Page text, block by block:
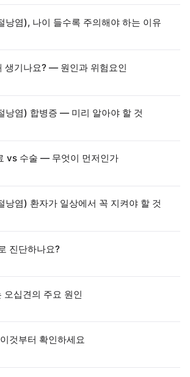
낭염), 나이 들수록 주의해야 하는 이유
생기나요? — 원인과 위험요인
낭염) 합병증 — 미리 알아야 할 것
vs 수술 — 무엇이 먼저인가
낭염) 환자가 일상에서 꼭 지켜야 할 것
진단하나요?
오십견의 주요 원인
것부터 확인하세요